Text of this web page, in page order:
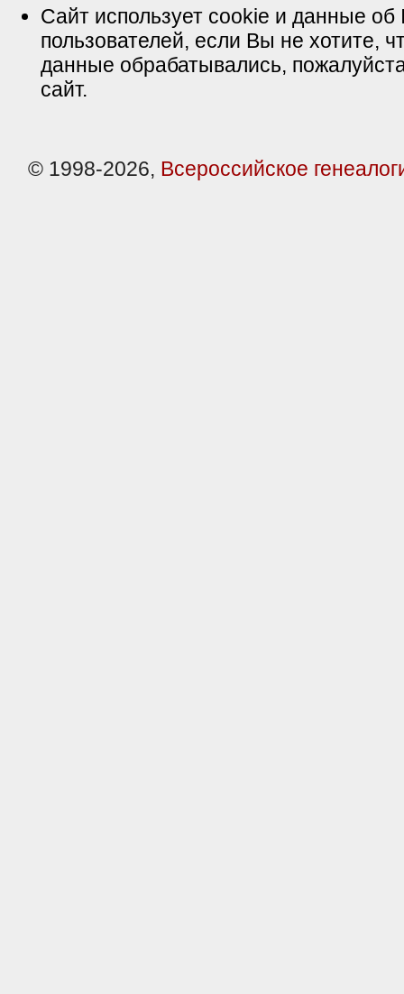
Сайт использует cookie и данные об
пользователей, если Вы не хотите,
данные обрабатывались,
сайт.
© 1998-2026, Всероссийское